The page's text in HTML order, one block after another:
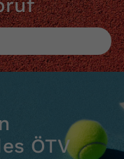
ÖTV